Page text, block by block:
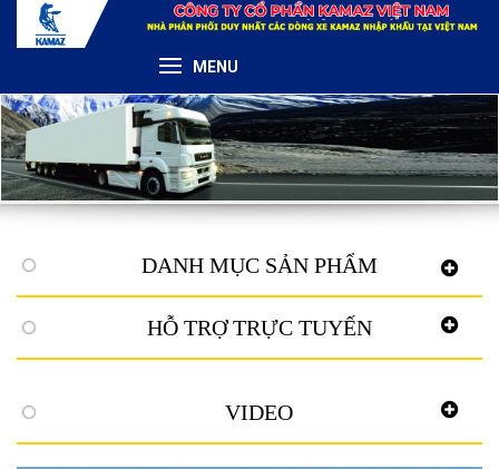
MENU
DANH MỤC SẢN PHẨM
HỖ TRỢ TRỰC TUYẾN
VIDEO